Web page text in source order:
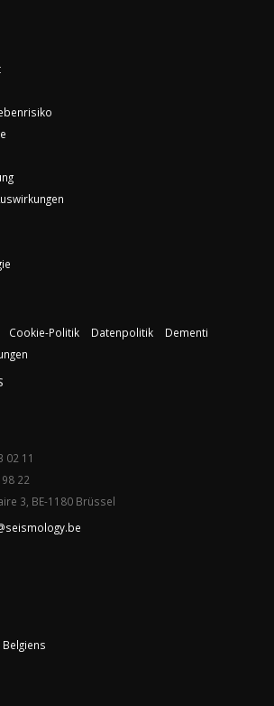
Cookie-Politik Datenpolitik
Dementi
02 11
22
3, BE-1180 Brüssel